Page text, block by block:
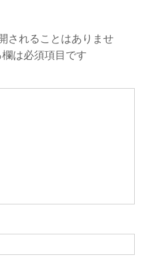
されることはありませ
は必須項目です